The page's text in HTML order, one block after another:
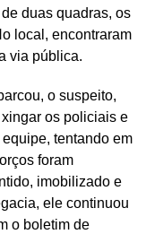
duas quadras, os
local, encontraram
via pública.
o suspeito,
os policiais e
tentando em
foram
imobilizado e
ele continuou
o boletim de